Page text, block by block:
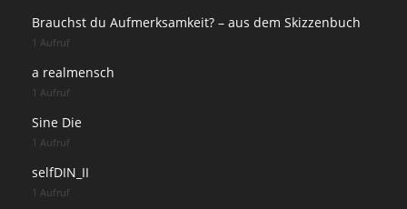
Brauchst du Aufmerksamkeit? – aus dem Skizzenbuch
1 Aufruf
a realmensch
1 Aufruf
Sine Die
1 Aufruf
selfDIN_II
1 Aufruf